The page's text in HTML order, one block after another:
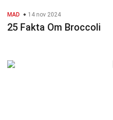
MAD 14 nov 2024
25 Fakta Om Broccoli